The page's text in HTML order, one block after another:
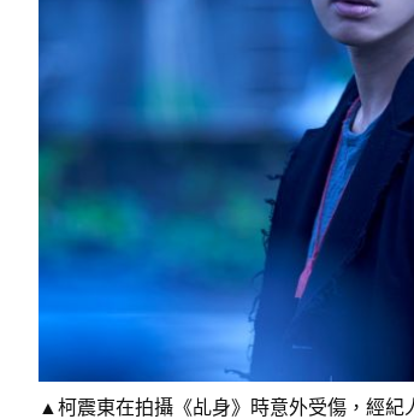
▲柯震東在拍攝《乩身》時意外受傷，經紀